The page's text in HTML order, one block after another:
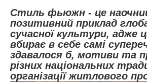
Стиль фьюжн - це
позитивний приклад
сучасної культури, адже
вбирає в себе самі
здавалося б, мотиви та
різних національних
організації житлового